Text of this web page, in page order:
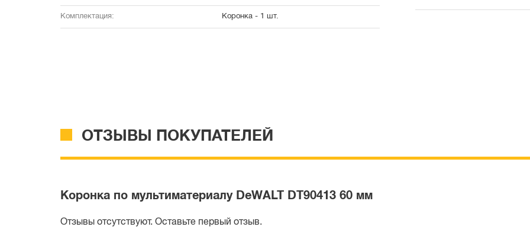
Комплектация: Коронка - 1 шт.
ОТЗЫВЫ ПОКУПАТЕЛЕЙ
Коронка по мультиматериалу DeWALT DT90413 60 мм
Отзывы отсутствуют. Оставьте первый отзыв.